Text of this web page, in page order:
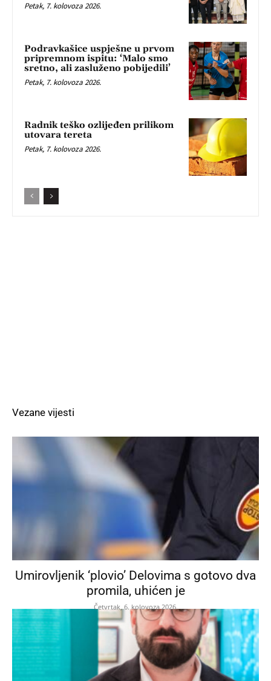
Petak, 7. kolovoza 2026.
Podravkašice uspješne u prvom
pripremnom ispitu: ‘Malo smo
sretno, ali zasluženo pobijedili’
Petak, 7. kolovoza 2026.
Radnik teško ozlijeđen prilikom
utovara tereta
Petak, 7. kolovoza 2026.
Vezane vijesti
Umirovljenik ‘plovio’ Delovima s gotovo dva
promila, uhićen je
Četvrtak, 6. kolovoza 2026.